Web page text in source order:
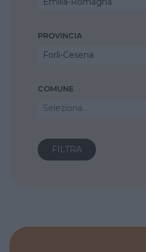
PROVINCIA
Forlì-Cesena
COMUNE
Seleziona...